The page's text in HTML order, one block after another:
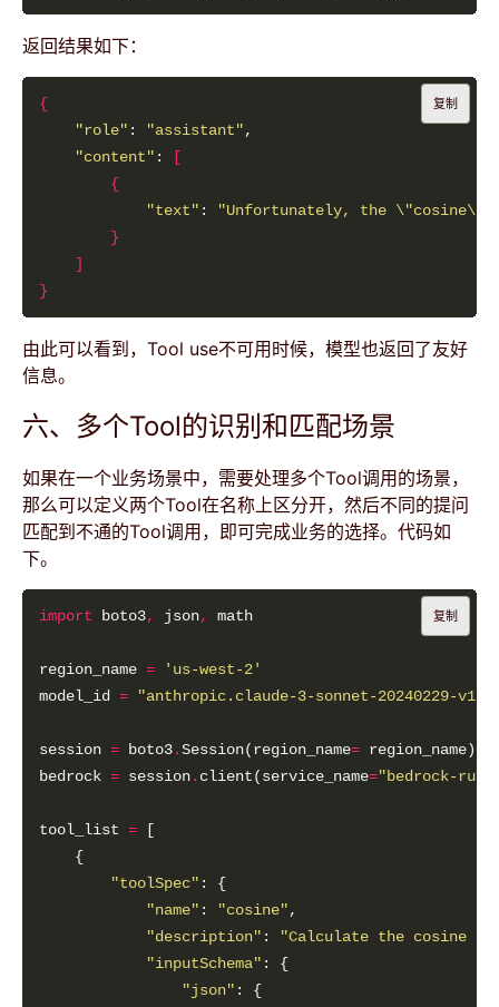
返回结果如下：
{
"role" : "assistant"
"content" :
[
{
"text" :
"Unfortunately, the \"cosine\"
}
]
}
复制
由此可以看到，Tool use不可用时候，模型也返回了友好
信息。
六、多个Tool的识别和匹配场景
如果在一个业务场景中，需要处理多个Tool调用的场景，
那么可以定义两个Tool在名称上区分开，然后不同的提问
匹配到不通的Tool调用，即可完成业务的选择。代码如
下。
import boto3, json,
region_name =
'us-west-2'
model_id = "anthropic.claude-3-sonnet-20240229-
session = boto3.Session(region_name=
bedrock = session. client(service_name="bedrock-
tool_list =
"toolSpec"
"name" : "cosine"
"description" :
"Calculate the cosine
"inputSchema"
"json"
复制